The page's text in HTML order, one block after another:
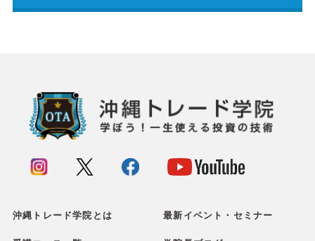
沖縄トレード学院とは 最新イベント・セミナー